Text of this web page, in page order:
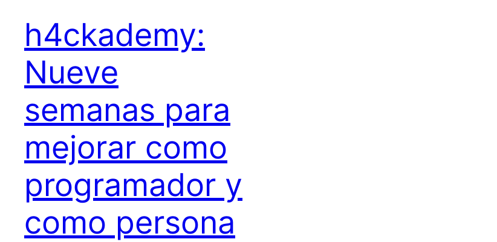
h4ckademy:
Nueve
semanas para
mejorar como
programador y
como persona